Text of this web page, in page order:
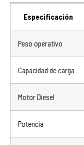
Especificación
Peso operativo
Capacidad de carga
Motor Diesel
Potencia